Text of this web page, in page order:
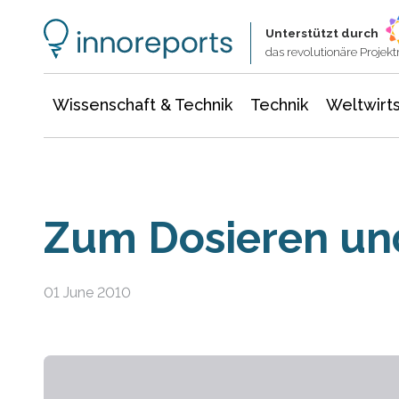
Unterstützt durch
das revolutionäre
Wissenschaft & Technik Technik
Zum Dosieren
01 June 2010